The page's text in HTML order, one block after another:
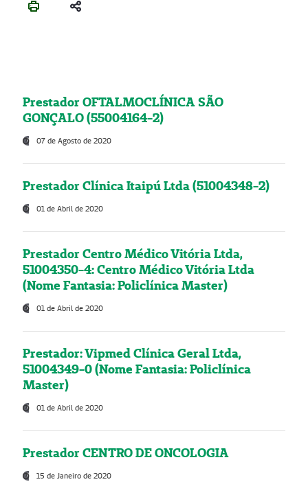
Prestador OFTALMOCLÍNICA SÃO
GONÇALO (55004164-2)
07 de Agosto de 2020
Prestador Clínica Itaipú Ltda (51004348-2)
01 de Abril de 2020
Prestador Centro Médico Vitória Ltda,
51004350-4: Centro Médico Vitória Ltda
(Nome Fantasia: Policlínica Master)
01 de Abril de 2020
Prestador: Vipmed Clínica Geral Ltda,
51004349-0 (Nome Fantasia: Policlínica
Master)
01 de Abril de 2020
Prestador CENTRO DE ONCOLOGIA
15 de Janeiro de 2020